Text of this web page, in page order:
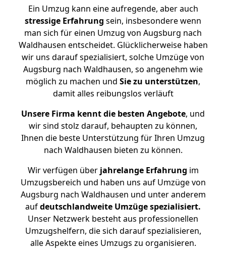
Ein Umzug kann eine aufregende, aber auch
stressige Erfahrung sein, insbesondere wenn
man sich für einen Umzug von Augsburg nach
Waldhausen entscheidet. Glücklicherweise haben
wir uns darauf spezialisiert, solche Umzüge von
Augsburg nach Waldhausen, so angenehm wie
möglich zu machen und Sie zu unterstützen,
damit alles reibungslos verläuft
Unsere Firma kennt die besten Angebote, und
wir sind stolz darauf, behaupten zu können,
Ihnen die beste Unterstützung für Ihren Umzug
nach Waldhausen bieten zu können.
Wir verfügen überjahrelange Erfahrung im
Umzugsbereich und haben uns auf Umzüge von
Augsburg nach Waldhausen und unter anderem
aufdeutschlandweite Umzüge spezialisiert.
Unser Netzwerk besteht aus professionellen
Umzugshelfern, die sich darauf spezialisieren,
alle Aspekte eines Umzugs zu organisieren.